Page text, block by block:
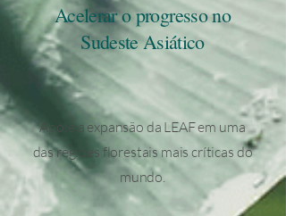
Acelerar o progresso no
Sudeste Asiático
Apoie a expansão da LEAF em uma
das regiões florestais mais críticas do
mundo.